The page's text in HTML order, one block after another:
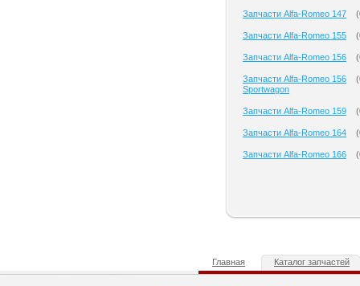
Запчасти Alfa-Romeo 147 (
Запчасти Alfa-Romeo 155 (
Запчасти Alfa-Romeo 156 (
Запчасти Alfa-Romeo 156
Sportwagon
(
Запчасти Alfa-Romeo 159 (
Запчасти Alfa-Romeo 164 (
Запчасти Alfa-Romeo 166 (
Главная Каталог запчастей